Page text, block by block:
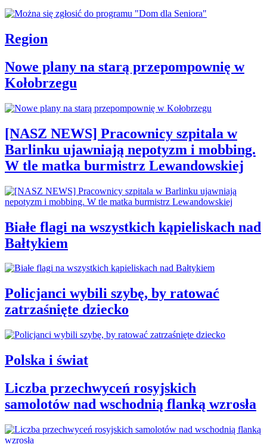
Region
Nowe plany na starą przepompownię w
Kołobrzegu
[NASZ NEWS] Pracownicy szpitala w
Barlinku ujawniają nepotyzm i mobbing.
W tle matka burmistrz Lewandowskiej
Białe flagi na wszystkich kąpieliskach nad
Bałtykiem
Policjanci wybili szybę, by ratować
zatrzaśnięte dziecko
Polska i świat
Liczba przechwyceń rosyjskich
samolotów nad wschodnią flanką wzrosła